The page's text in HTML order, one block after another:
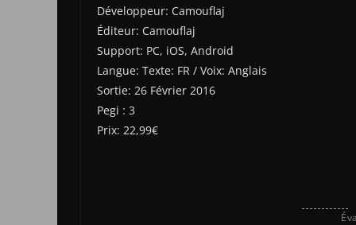
Développeur: Camouflaj
Éditeur: Camouflaj
Support: PC, iOS, Android
Langue: Texte: FR / Voix: Anglais
Sortie: 26 Février 2016
Pegi : 3
Prix: 22,99€